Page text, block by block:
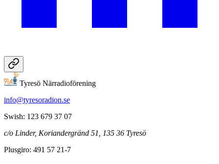
Tyresö Närradioförening
info@tyresoradion.se
Swish: 123 679 37 07
c/o Linder, Koriandergränd 51, 135 36 Tyresö
Plusgiro: 491 57 21-7